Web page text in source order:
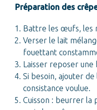
Préparation des
Battre les œufs, les
Verser le lait
fouettant
Laisser reposer une
Si besoin, ajouter de
consistance voulue.
Cuisson : beurrer la